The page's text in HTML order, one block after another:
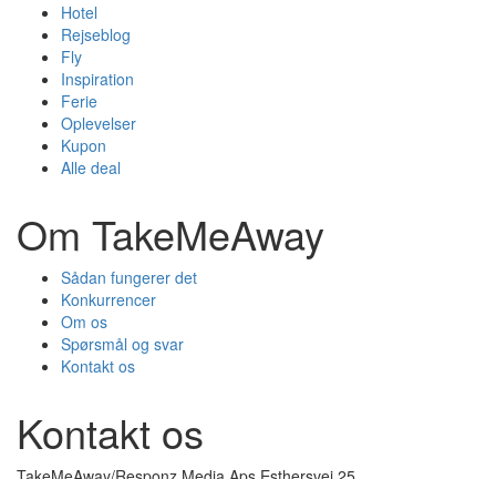
Hotel
Rejseblog
Fly
Inspiration
Ferie
Oplevelser
Kupon
Alle deal
Om TakeMeAway
Sådan fungerer det
Konkurrencer
Om os
Spørsmål og svar
Kontakt os
Kontakt os